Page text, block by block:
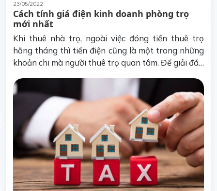
23/05/2022
Cách tính giá điện kinh doanh phòng trọ
mới nhất
Khi thuê nhà trọ, ngoài việc đóng tiền thuê trọ
hằng tháng thì tiền điện cũng là một trong những
khoản chi mà người thuê trọ quan tâm. Để giải đáp
bạn cách tính giá điện trong kinh doanh phòng trọ
mới nhất 2022.